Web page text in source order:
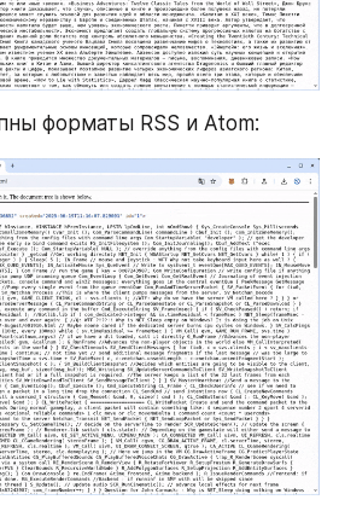
форматы RSS и Atom: